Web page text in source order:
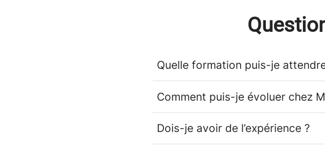
Quelle formation puis-je
Comment puis-je évoluer chez
Dois-je avoir de l’expérience ?